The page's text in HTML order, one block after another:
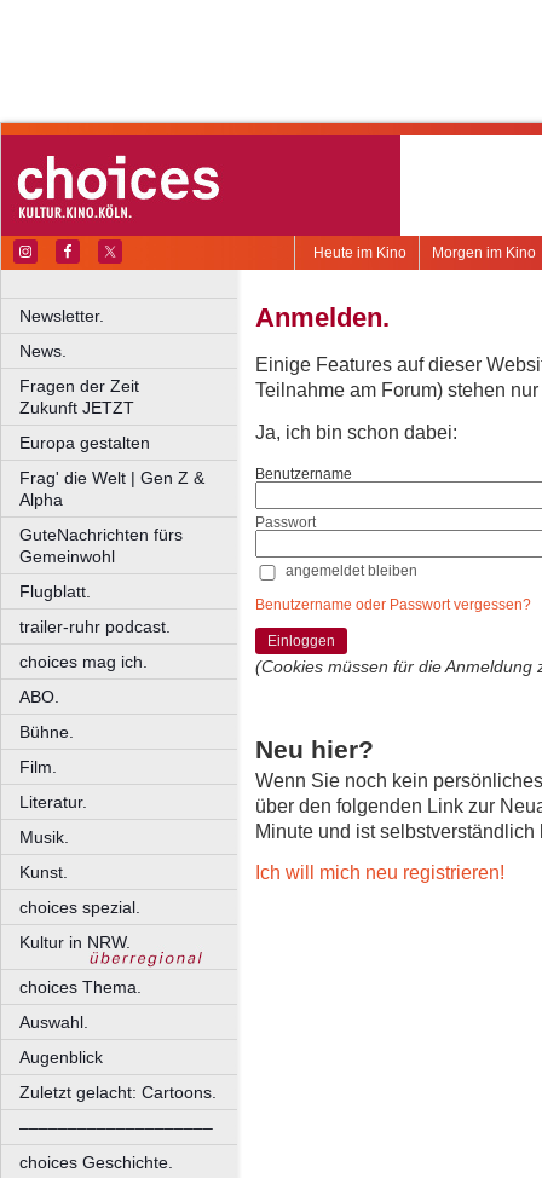
Morgen im Kino
Heute im Kino
Newsletter.
News.
Fragen der Zeit
Zukunft JETZT
Europa gestalten
Frag' die Welt | Gen Z &
Alpha
GuteNachrichten fürs
Gemeinwohl
Flugblatt.
trailer-ruhr podcast.
choices mag ich.
ABO.
Bühne.
Film.
Literatur.
Musik.
Kunst.
choices spezial.
Kultur in NRW.
choices Thema.
Auswahl.
Augenblick
Zuletzt gelacht: Cartoons.
––––––––––––––––––––
choices Geschichte.
Anmelden.
Einige Features auf dieser
Teilnahme am Forum) stehen
Ja, ich bin schon dabei:
Benutzername
Passwort
angemeldet bleiben
Benutzername oder Passwort vergessen?
Einloggen
(Cookies müssen für die Anmeldung
Neu hier?
Wenn Sie noch kein
über den folgenden Link zur
Minute und ist selbstverständlich
Ich will mich neu registrieren!